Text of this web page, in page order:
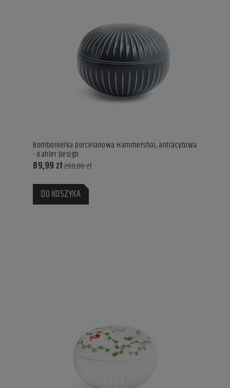
Bombonierka porcelanowa Hammershoi, antracytowa
- Kahler Design
89,99 zł200,00 zł
DO KOSZYKA